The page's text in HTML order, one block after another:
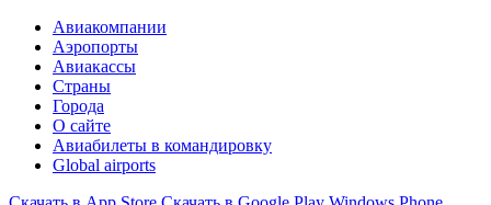
Авиакомпании
Аэропорты
Авиакассы
Страны
Города
О сайте
Авиабилеты в командировку
Global airports